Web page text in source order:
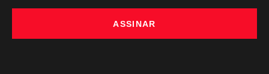
ASSINAR